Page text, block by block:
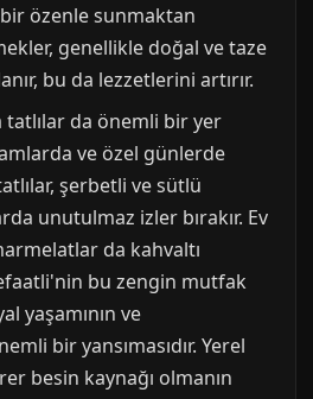
özenle sunmaktan
genellikle doğal ve taze
bu da lezzetlerini artırır.
tatlılar da önemli bir yer
ve özel günlerde
şerbetli ve sütlü
unutulmaz izler bırakır. Ev
da kahvaltı
bu zengin mutfak
yaşamının ve
bir yansımasıdır. Yerel
besin kaynağı olmanın